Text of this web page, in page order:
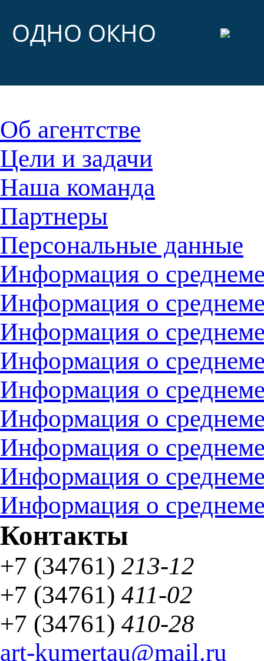
ОДНО ОКНО
Об агентстве
Цели и задачи
Наша команда
Партнеры
Персональные данные
Информация о
Информация о
Информация о
Информация о
Информация о
Информация о
Информация о
Информация о
Информация о
Контакты
+7 (34761) 213-12
+7 (34761) 411-02
+7 (34761) 410-28
art-kumertau@mail.ru